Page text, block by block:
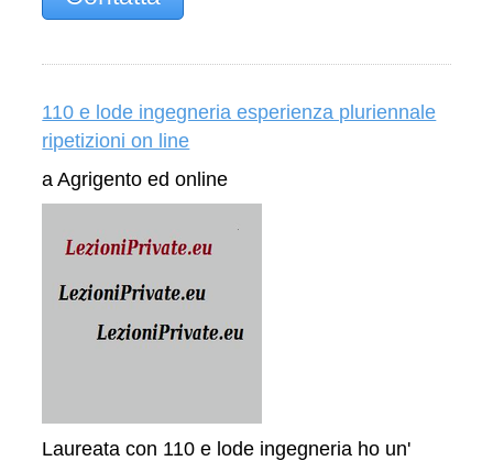
110 e lode ingegneria esperienza pluriennale
ripetizioni on line
a Agrigento ed online
Laureata con 110 e lode ingegneria ho un'